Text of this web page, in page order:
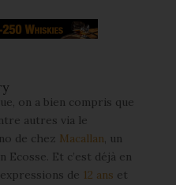
on a bien compris que
autres via le
de chez Macallan, un
Ecosse. Et c’est déjà en
de 12 ans et